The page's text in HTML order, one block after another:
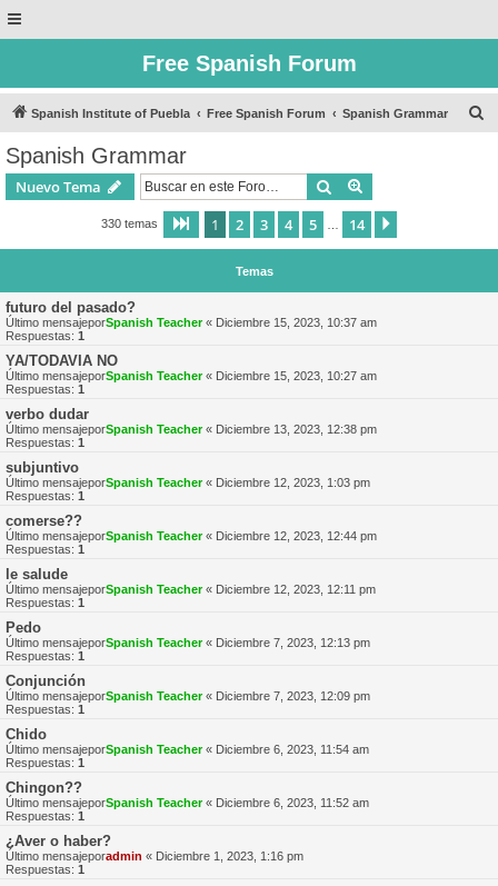
Free Spanish Forum
Spanish Institute of Puebla Free Spanish Forum Spanish Grammar
Spanish Grammar
Nuevo Tema Buscar
330 temas Página de 14
1 2 3 4 5 14
Temas
futuro del pasado?
Último mensajeporSpanish Teacher« Diciembre 15, 2023, 10:37 am
Respuestas: 1
YA/TODAVIA NO
Último mensajeporSpanish Teacher« Diciembre 15, 2023, 10:27 am
Respuestas: 1
verbo dudar
Último mensajeporSpanish Teacher« Diciembre 13, 2023, 12:38 pm
Respuestas: 1
subjuntivo
Último mensajeporSpanish Teacher« Diciembre 12, 2023, 1:03 pm
Respuestas: 1
comerse??
Último mensajeporSpanish Teacher« Diciembre 12, 2023, 12:44 pm
Respuestas: 1
le salude
Último mensajeporSpanish Teacher« Diciembre 12, 2023, 12:11 pm
Respuestas: 1
Pedo
Último mensajeporSpanish Teacher« Diciembre 7, 2023, 12:13 pm
Respuestas: 1
Conjunción
Último mensajeporSpanish Teacher« Diciembre 7, 2023, 12:09 pm
Respuestas: 1
Chido
Último mensajeporSpanish Teacher« Diciembre 6, 2023, 11:54 am
Respuestas: 1
Chingon??
Último mensajeporSpanish Teacher« Diciembre 6, 2023, 11:52 am
Respuestas: 1
¿Aver o haber?
Último mensajeporadmin « Diciembre 1, 2023, 1:16 pm
Respuestas: 1